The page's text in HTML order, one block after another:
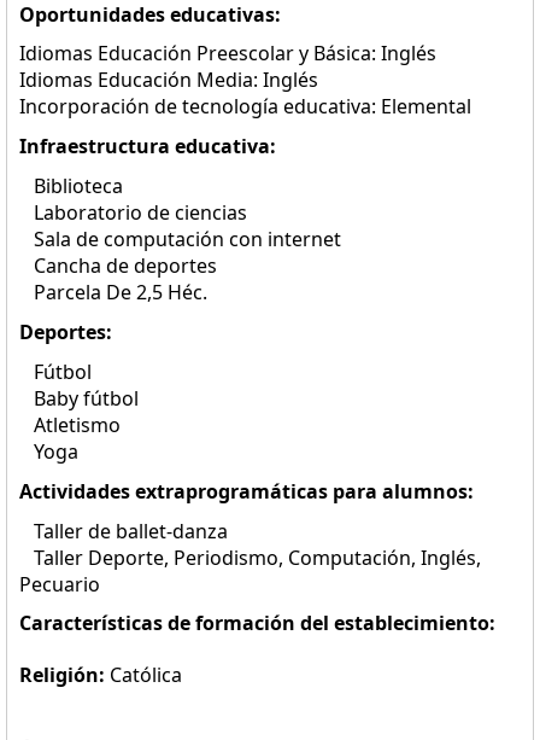
Oportunidades educativas:
Idiomas Educación Preescolar y Básica: Inglés
Idiomas Educación Media: Inglés
Incorporación de tecnología educativa: Elemental
Infraestructura educativa:
Biblioteca
Laboratorio de ciencias
Sala de computación con internet
Cancha de deportes
Parcela De 2,5 Héc.
Deportes:
Fútbol
Baby fútbol
Atletismo
Yoga
Actividades extraprogramáticas para alumnos:
Taller de ballet-danza
Taller Deporte, Periodismo, Computación, Inglés,
Pecuario
Características de formación del establecimiento:
Religión: Católica